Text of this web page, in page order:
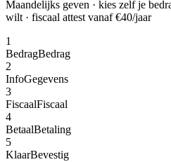
Maandelijks geven · kies zelf je
wilt · fiscaal attest vanaf €40/jaar
1
BedragBedrag
2
InfoGegevens
3
FiscaalFiscaal
4
BetaalBetaling
5
KlaarBevestig